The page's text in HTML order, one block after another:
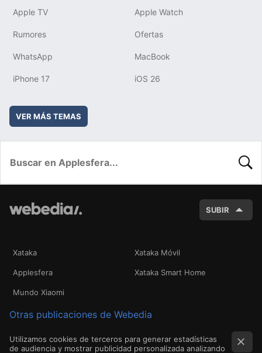
Apple TV Apple Watch
Rumores Ofertas
WhatsApp MacBook
iPhone 17 iOS 26
VER MÁS TEMAS
SUBIR
Xataka Xataka Móvil
Applesfera Xataka Smart Home
Mundo Xiaomi
Otras publicaciones de Webedia
Utilizamos cookies de terceros para generar estadísticas
de audiencia y mostrar publicidad personalizada analizando